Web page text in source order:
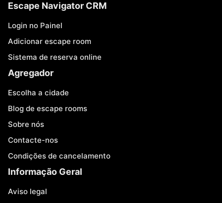
Escape Navigator CRM
Login no Painel
Adicionar escape room
Sistema de reserva online
Agregador
Escolha a cidade
Blog de escape rooms
Sobre nós
Contacte-nos
Condições de cancelamento
Informação Geral
Aviso legal